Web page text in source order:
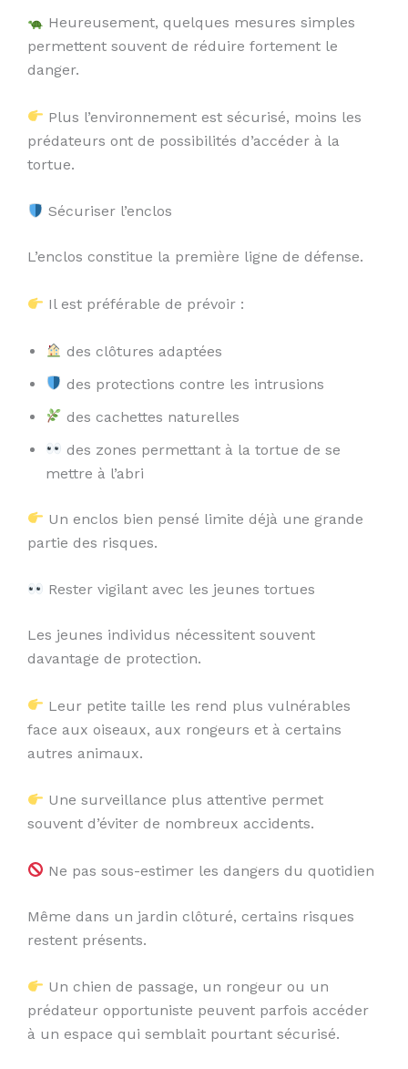
Heureusement, quelques mesures simples
permettent souvent de réduire fortement le
danger.
Plus l’environnement est sécurisé, moins les
prédateurs ont de possibilités d’accéder à la
tortue.
Sécuriser l’enclos
L’enclos constitue la première ligne de défense.
Il est préférable de prévoir :
des clôtures adaptées
des protections contre les intrusions
des cachettes naturelles
des zones permettant à la tortue de se
mettre à l’abri
Un enclos bien pensé limite déjà une grande
partie des risques.
Rester vigilant avec les jeunes tortues
Les jeunes individus nécessitent souvent
davantage de protection.
Leur petite taille les rend plus vulnérables
face aux oiseaux, aux rongeurs et à certains
autres animaux.
Une surveillance plus attentive permet
souvent d’éviter de nombreux accidents.
Ne pas sous-estimer les dangers du quotidien
Même dans un jardin clôturé, certains risques
restent présents.
Un chien de passage, un rongeur ou un
prédateur opportuniste peuvent parfois accéder
à un espace qui semblait pourtant sécurisé.